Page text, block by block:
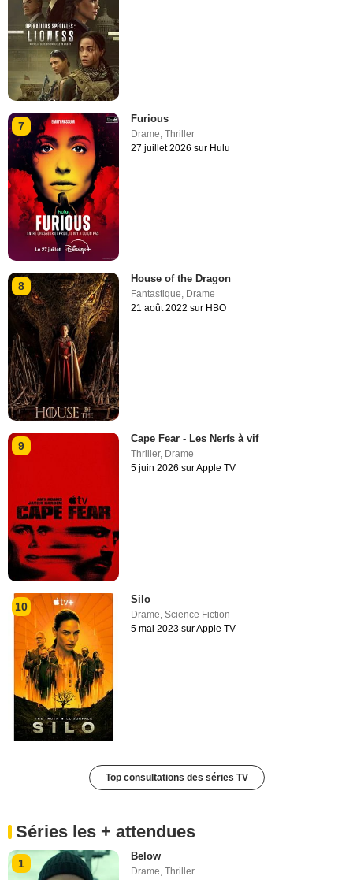
7
Furious
Drame ,Thriller
27 juillet 2026 sur Hulu
8
House of the Dragon
Fantastique, Drame
21 août 2022 sur HBO
9
Cape Fear - Les Nerfs à vif
Thriller, Drame
5 juin 2026 sur Apple TV
10
Silo
Drame ,Science Fiction
5 mai 2023 sur Apple TV
Top consultations des séries TV
Séries les + attendues
1
Below
Drame,Thriller